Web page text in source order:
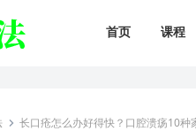
首页 课程
长口疮怎么办好得快？口腔溃疡10种